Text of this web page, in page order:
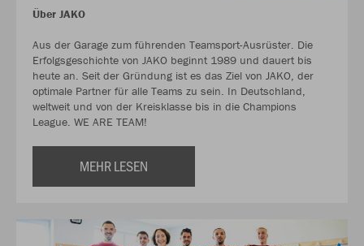
Über JAKO
Aus der Garage zum führenden Teamsport-Ausrüster. Die
Erfolgsgeschichte von JAKO beginnt 1989 und dauert bis
heute an. Seit der Gründung ist es das Ziel von JAKO, der
optimale Partner für alle Teams zu sein. In Deutschland,
weltweit und von der Kreisklasse bis in die Champions
League. WE ARE TEAM!
MEHR LESEN